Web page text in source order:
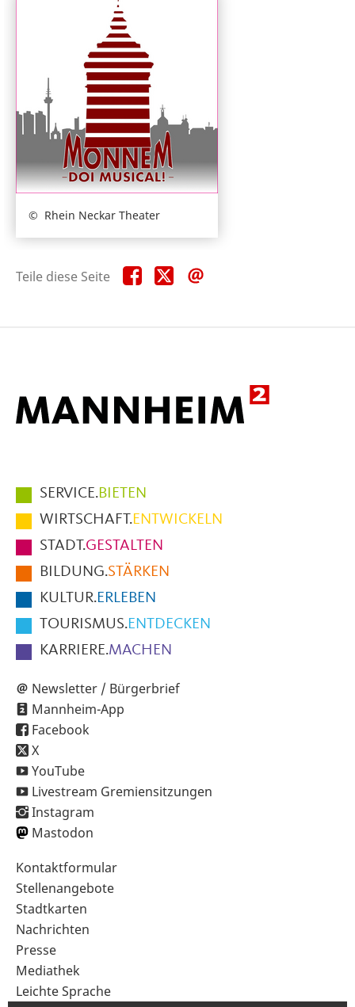
Rhein Neckar Theater
Teile diese Seite Teile
diese
Teile
diese
Hauptmenüpunkte
im
Fußbereich
der
Seite
SERVICE.BIETEN
WIRTSCHAFT.ENTWICKELN
STADT.GESTALTEN
BILDUNG.STÄRKEN
KULTUR.ERLEBEN
TOURISMUS.ENTDECKEN
KARRIERE.MACHEN
Newsletter / Bürgerbrief
Mannheim-App
Facebook
X
YouTube
Livestream Gremiensitzungen
Instagram
Mastodon
Sekundärnavigation
im
Fußbereich
Kontaktformular
Stellenangebote
Stadtkarten
Nachrichten
Presse
Mediathek
Leichte Sprache